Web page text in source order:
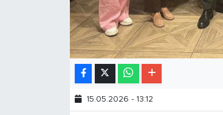
15.05.2026 - 13:12